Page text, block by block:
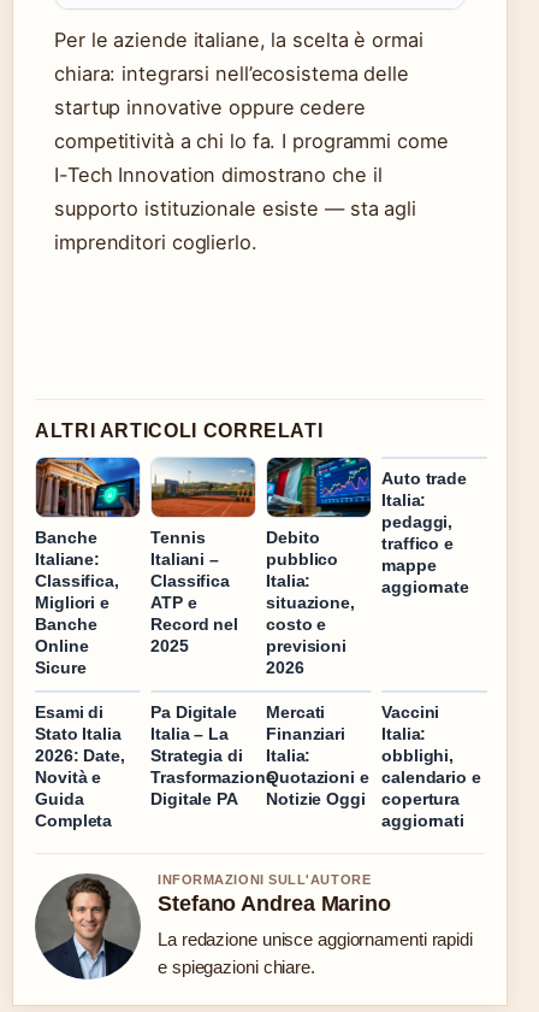
Per le aziende italiane, la scelta è ormai
chiara: integrarsi nell’ecosistema delle
startup innovative oppure cedere
competitività a chi lo fa. I programmi come
I-Tech Innovation dimostrano che il
supporto istituzionale esiste — sta agli
imprenditori coglierlo.
ALTRI ARTICOLI CORRELATI
Banche
Italiane:
Classifica,
Migliori e
Banche
Online
Sicure
Tennis
Italiani –
Classifica
ATP e
Record nel
2025
Debito
pubblico
Italia:
situazione,
costo e
previsioni
2026
Auto trade
Italia:
pedaggi,
traffico e
mappe
aggiornate
Esami di
Stato Italia
2026: Date,
Novità e
Guida
Completa
Pa Digitale
Italia – La
Strategia di
Trasformazione
Digitale PA
Mercati
Finanziari
Italia:
Quotazioni e
Notizie Oggi
Vaccini
Italia:
obblighi,
calendario e
copertura
aggiornati
INFORMAZIONI SULL'AUTORE
Stefano Andrea Marino
La redazione unisce aggiornamenti rapidi
e spiegazioni chiare.